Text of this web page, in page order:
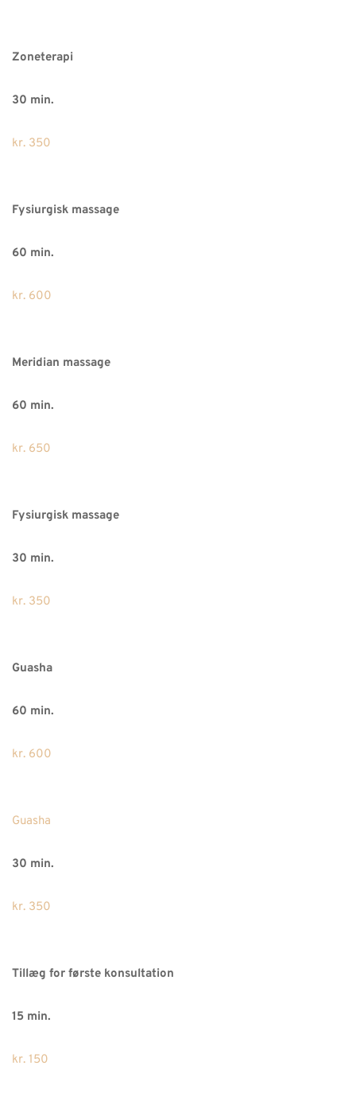
Zoneterapi
30 min.
kr. 350
Fysiurgisk massage
60 min.
kr. 600
Meridian massage
60 min.
kr. 650
Fysiurgisk massage
30 min.
kr. 350
Guasha
60 min.
kr. 600
Guasha
30 min.
kr. 350
Tillæg for første konsultation
15 min.
kr. 150